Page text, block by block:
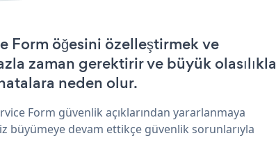
Form öğesini özelleştirmek ve
zaman gerektirir ve büyük olasılıkla
neden olur.
Form güvenlik açıklarından yararlanmaya
büyümeye devam ettikçe güvenlik sorunlarıyla